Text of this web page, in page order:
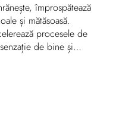
împrospătează
și mătăsoasă.
procesele de
de bine și